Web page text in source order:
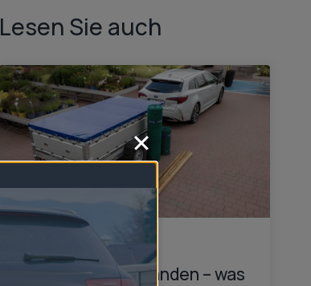
Lesen Sie auch
Anhänger mit
Aluminiumbordwänden – was